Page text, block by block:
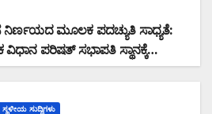
ನಿರ್ಣಯದ ಮೂಲಕ ಪದಚ್ಯುತಿ ಸಾಧ್ಯತೆ:
ವಿಧಾನ ಪರಿಷತ್ ಸಭಾಪತಿ ಸ್ಥಾನಕ್ಕೆ
ಹೊರಟ್ಟಿ ರಾಜೀನಾಮೆ
ಸ್ಥಳೀಯ ಸುದ್ದಿಗಳು